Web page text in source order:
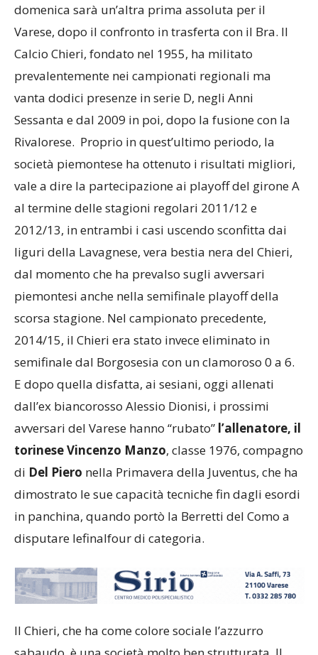
domenica sarà un’altra prima assoluta per il
Varese, dopo il confronto in trasferta con il Bra. Il
Calcio Chieri, fondato nel 1955, ha militato
prevalentemente nei campionati regionali ma
vanta dodici presenze in serie D, negli Anni
Sessanta e dal 2009 in poi, dopo la fusione con la
Rivalorese. Proprio in quest’ultimo periodo, la
società piemontese ha ottenuto i risultati migliori,
vale a dire la partecipazione ai playoff del girone A
al termine delle stagioni regolari 2011/12 e
2012/13, in entrambi i casi uscendo sconfitta dai
liguri della Lavagnese, vera bestia nera del Chieri,
dal momento che ha prevalso sugli avversari
piemontesi anche nella semifinale playoff della
scorsa stagione. Nel campionato precedente,
2014/15, il Chieri era stato invece eliminato in
semifinale dal Borgosesia con un clamoroso 0 a 6.
E dopo quella disfatta, ai sesiani, oggi allenati
dall’ex biancorosso Alessio Dionisi, i prossimi
avversari del Varese hanno “rubato” l’allenatore, il
torinese Vincenzo Manzo, classe 1976, compagno
di Del Piero nella Primavera della Juventus, che ha
dimostrato le sue capacità tecniche fin dagli esordi
in panchina, quando portò la Berretti del Como a
disputare lefinalfour di categoria.